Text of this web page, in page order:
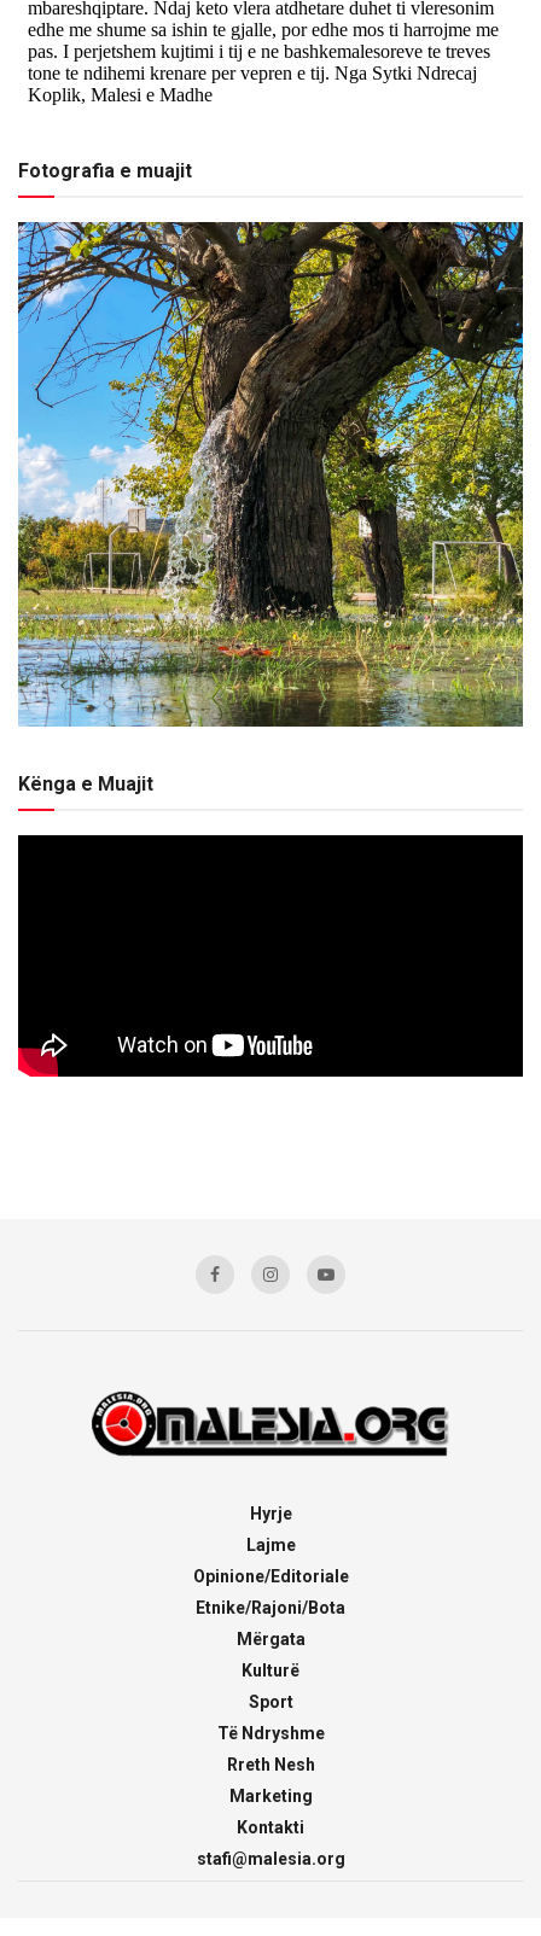
Fotografia e muajit
Kënga e Muajit
Hyrje
Lajme
Opinione/Editoriale
Etnike/Rajoni/Bota
Mërgata
Kulturë
Sport
Të Ndryshme
Rreth Nesh
Marketing
Kontakti
stafi@malesia.org